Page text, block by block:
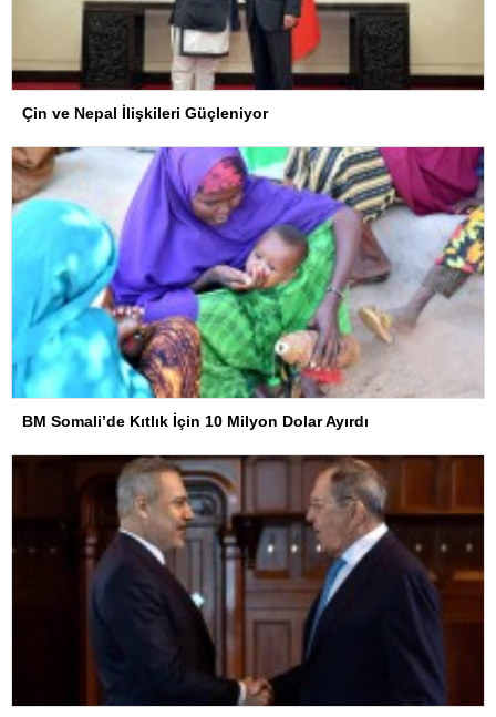
Çin ve Nepal İlişkileri Güçleniyor
BM Somali’de Kıtlık İçin 10 Milyon Dolar Ayırdı